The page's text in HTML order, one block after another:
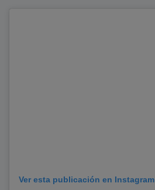
Ver esta publicación en Instagram